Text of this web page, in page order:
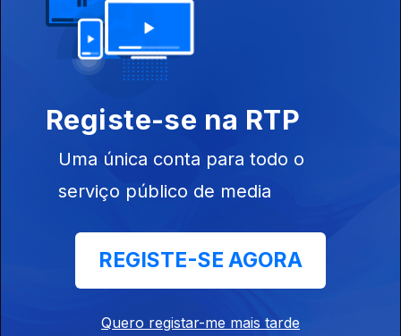
Registe-se na RTP
Uma única conta para todo o
serviço público de media
REGISTE-SE AGORA
Quero registar-me mais tarde